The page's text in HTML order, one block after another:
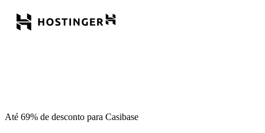
Até 69% de desconto para Casibase